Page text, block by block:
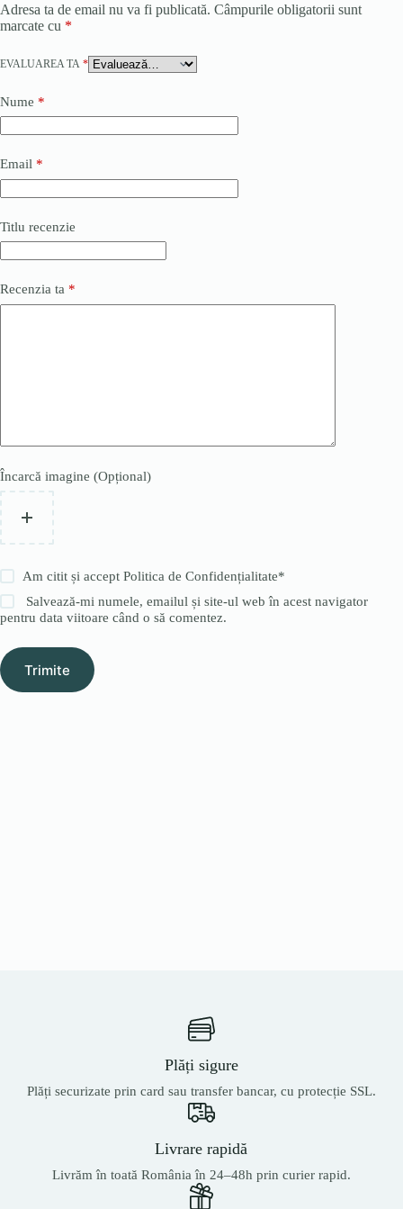
Adresa ta de email nu va fi publicată. Câmpurile obligatorii sunt
marcate cu *
EVALUAREA TA *
Nume *
Email *
Titlu recenzie
Recenzia ta *
Încarcă imagine (Opțional)
Am citit și acceptPolitica de Confidențialitate*
Salvează-mi numele, emailul și site-ul web în acest navigator
pentru data viitoare când o să comentez.
Trimite
Plăți sigure
Plăți securizate prin card sau transfer bancar, cu protecție SSL.
Livrare rapidă
Livrăm în toată România în 24–48h prin curier rapid.